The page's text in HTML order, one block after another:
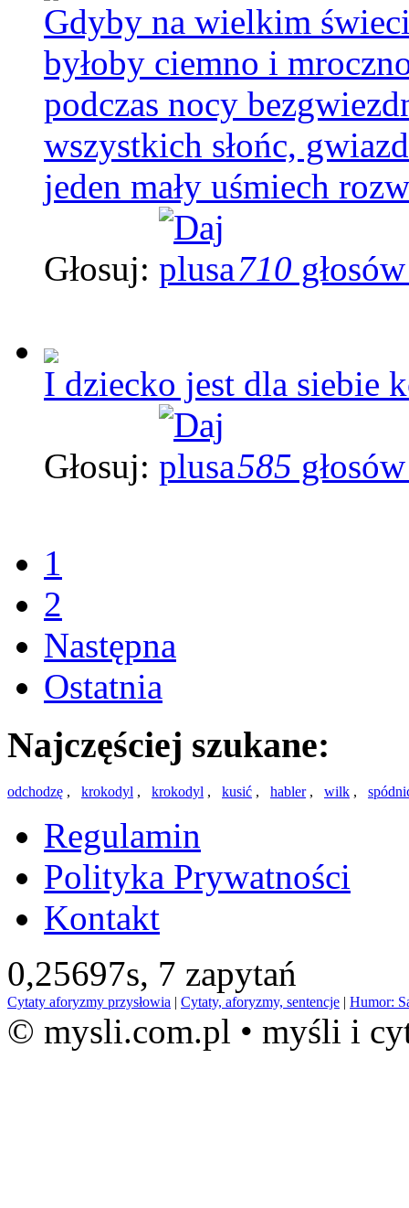
Gdyby na wielkim
byłoby ciemno i
podczas nocy
wszystkich słońc,
jeden mały uśmiech
Głosuj: 710
I dziecko jest dla siebie
Głosuj: 585
1
2
Następna
Ostatnia
Najczęściej szukane:
odchodzę , krokodyl , krokodyl , kusić , habler, wilk ,
Regulamin
Polityka Prywatności
Kontakt
0,25697s, 7 zapytań
Cytaty aforyzmy przysłowia | Cytaty, aforyzmy, sentencje | Humor:
© mysli.com.pl • myśli i